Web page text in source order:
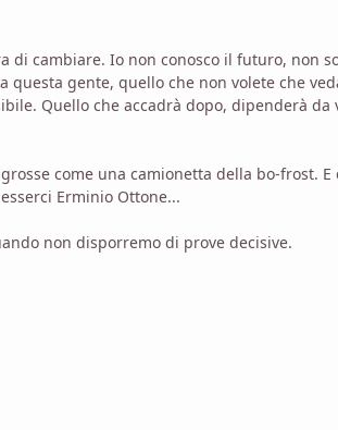
di cambiare. Io non conosco il futuro, non
gente, quello che non volete che
Quello che accadrà dopo, dipenderà da
come una camionetta della bo-frost.
Erminio Ottone...
non disporremo di prove decisive.